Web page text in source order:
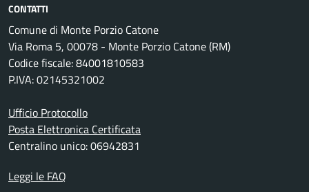
CONTATTI
Comune di Monte Porzio Catone
Via Roma 5, 00078 - Monte Porzio Catone (RM)
Codice fiscale: 84001810583
P.IVA: 02145321002
Ufficio Protocollo
Posta Elettronica Certificata
Centralino unico: 06942831
Leggi le FAQ